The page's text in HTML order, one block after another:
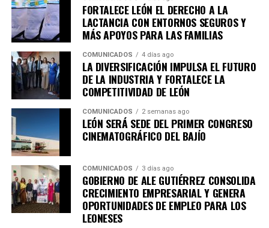
entre ellos la Academia Metropolitana de Seguridad
Pública, CANACO Servytur León, Universidad
Iberoamericana León, Universidad La Salle Bajío,
CANACINTRA León y el Tecnológico de Monterrey
Campus León, fortaleciendo el trabajo colaborativo
entre gobierno, academia, iniciativa privada y sociedad.
Municipal de Planeación de León refrendan su
compromiso con la participación ciudadana y la
planeación estratégica como herramientas
fundamentales para construir una ciudad más
competitiva, sostenible, incluyente y preparada para los
retos de las próximas décadas.
FORTALECE LEÓN EL DERECHO A LA
LACTANCIA CON ENTORNOS SEGUROS Y
MÁS APOYOS PARA LAS FAMILIAS
COMUNICADOS 4 días ago
LA DIVERSIFICACIÓN IMPULSA EL FUTURO
DE LA INDUSTRIA Y FORTALECE LA
COMPETITIVIDAD DE LEÓN
COMUNICADOS 2 semanas ago
LEÓN SERÁ SEDE DEL PRIMER CONGRESO
CINEMATOGRÁFICO DEL BAJÍO
COMUNICADOS 3 días ago
GOBIERNO DE ALE GUTIÉRREZ CONSOLIDA
CRECIMIENTO EMPRESARIAL Y GENERA
OPORTUNIDADES DE EMPLEO PARA LOS
LEONESES